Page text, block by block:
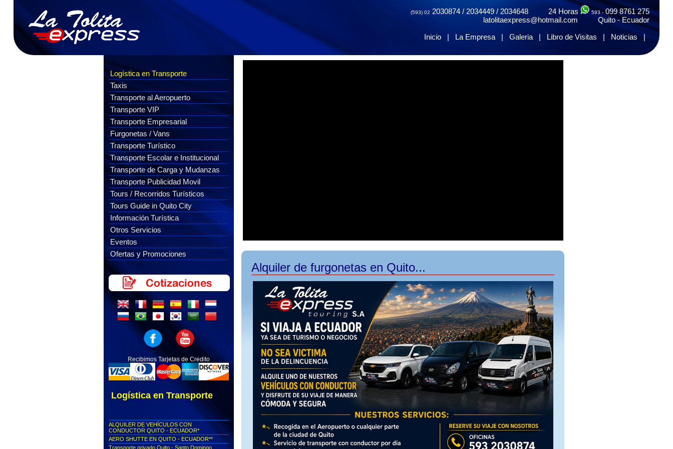
(593) 02 2030874 / 2034449 / 2034648 24 Horas 593 -099 8761 275
latolitaexpress@hotmail.com Quito - Ecuador
Inicio | La Empresa |Galeria | Libro de Visitas | Noticias |
Alquiler de furgonetas en Quito...
Logística en Transporte
Taxis
Transporte al Aeropuerto
Transporte VIP
Transporte Empresarial
Furgonetas / Vans
Transporte Turístico
Transporte Escolar e Institucional
Transporte de Carga y Mudanzas
Transporte Publicidad Movil
Tours / Recorridos Turísticos
Tours Guide in Quito City
Información Turística
Otros Servicios
Eventos
Ofertas y Promociones
Recibimos Tarjetas de Credito
Logística en Transporte
ALQUILER DE VEHÍCULOS CON
CONDUCTOR QUITO - ECUADOR*
AERO SHUTTE EN QUITO - ECUADOR**
Transporte privado Quito - Santo Domingo...